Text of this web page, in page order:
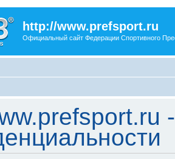
http://www.prefsport.ru
Официальный сайт Федерации Спортивного